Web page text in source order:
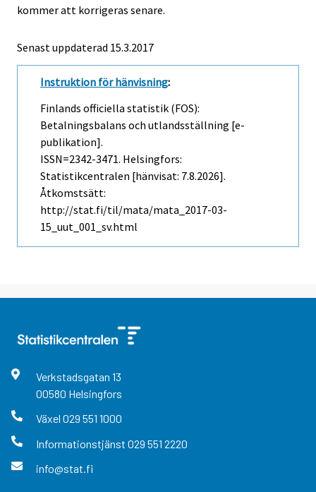
kommer att korrigeras senare.
Senast uppdaterad 15.3.2017
Instruktion för hänvisning:
Finlands officiella statistik (FOS):
Betalningsbalans och utlandsställning [e-
publikation].
ISSN=2342-3471. Helsingfors:
Statistikcentralen [hänvisat: 7.8.2026].
Åtkomstsätt:
http://stat.fi/til/mata/mata_2017-03-
15_uut_001_sv.html
Verkstadsgatan 13
00580 Helsingfors
Växel 029 551 1000
Informationstjänst 029 551 2220
info@stat.fi